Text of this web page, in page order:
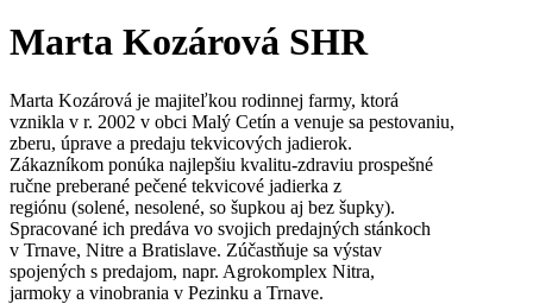
Marta Kozárová SHR
Marta Kozárová je majiteľkou rodinnej farmy, ktorá
vznikla v r. 2002 v obci Malý Cetín a venuje sa pestovaniu,
zberu, úprave a predaju tekvicových jadierok.
Zákazníkom ponúka najlepšiu kvalitu-zdraviu prospešné
ručne preberané pečené tekvicové jadierka z
regiónu (solené, nesolené, so šupkou aj bez šupky).
Spracované ich predáva vo svojich predajných stánkoch
v Trnave, Nitre a Bratislave. Zúčastňuje sa výstav
spojených s predajom, napr. Agrokomplex Nitra,
jarmoky a vinobrania v Pezinku a Trnave.